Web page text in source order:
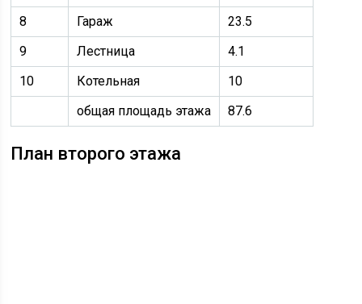
8
Гараж
23.5
9
Лестница
4.1
10
Котельная
10
общая площадь этажа
87.6
План второго этажа